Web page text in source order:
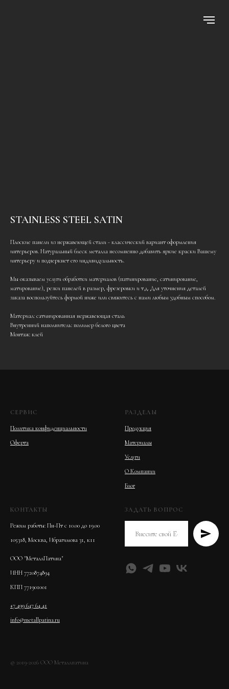
STAINLESS STEEL SATIN
Плоские панели из нержавеющей стали - классический вариант оформления
интерьеров. Натуральный блеск металла несомненно добавить яркие краски Вашему
интерьеру и подчеркнет его индивидуальность.
Мы оказываем услуги обработки материалов (патинирование, сатинирование,
матирование), резки панелей в размер, фрезеровки и т.д. Для уточнения деталей
заказа воспользуйтесь формой ниже или свяжитесь с нами любым удобным способом.
Материал: сатинированная нержавеющая сталь
Внутренний наполнитель: полимер белого цвета
Монтаж: клей
СЕРВИС
Политика конфиденциальности
Оферта
РАЗДЕЛЫ
Продукция
Материалы
Услуги
О Компании
Блог
КОНТАКТЫ
Режим работы: Пн-Пт с 10.00 до 19.00
105318, Москва, Ибрагимова 31, к11
ООО "МеталлПатина"
ИНН 7720874894
КПП 771901001
+7 499 647 64 41
info@metallpatina.ru
ЗАДАТЬ ВОПРОС
© 2019-2026 ООО Металлпатина